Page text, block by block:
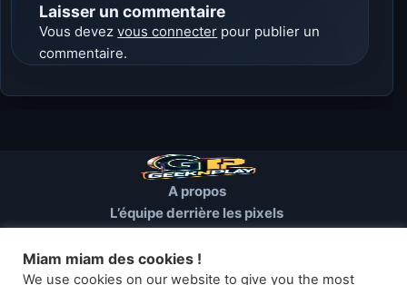
Laisser un commentaire
Vous devezvous connecter pour publier un
commentaire.
A propos
L’équipe derrière les pixels
Mentions Légales
Cookies et autres traceurs
Miam miam des cookies !
We use cookies on our website to give you the most